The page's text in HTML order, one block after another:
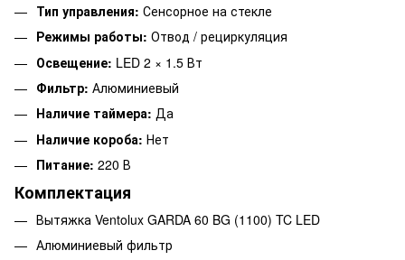
Тип управления: Сенсорное на стекле
Режимы работы: Отвод / рециркуляция
Освещение: LED 2 × 1.5 Вт
Фильтр: Алюминиевый
Наличие таймера: Да
Наличие короба: Нет
Питание: 220 В
Комплектация
Вытяжка Ventolux GARDA 60 BG (1100) TC LED
Алюминиевый фильтр